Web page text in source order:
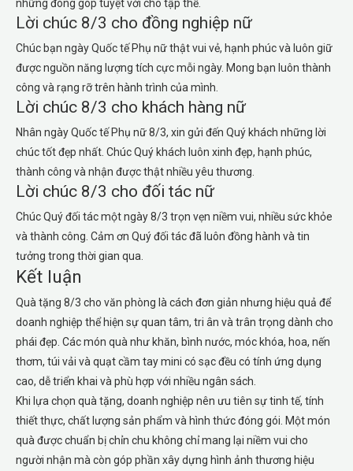
những đóng góp tuyệt vời cho tập thể.
Lời chúc 8/3 cho đồng nghiệp nữ
Chúc bạn ngày Quốc tế Phụ nữ thật vui vẻ, hạnh phúc và luôn giữ
được nguồn năng lượng tích cực mỗi ngày. Mong bạn luôn thành
công và rạng rỡ trên hành trình của mình.
Lời chúc 8/3 cho khách hàng nữ
Nhân ngày Quốc tế Phụ nữ 8/3, xin gửi đến Quý khách những lời
chúc tốt đẹp nhất. Chúc Quý khách luôn xinh đẹp, hạnh phúc,
thành công và nhận được thật nhiều yêu thương.
Lời chúc 8/3 cho đối tác nữ
Chúc Quý đối tác một ngày 8/3 trọn vẹn niềm vui, nhiều sức khỏe
và thành công. Cảm ơn Quý đối tác đã luôn đồng hành và tin
tưởng trong thời gian qua.
Kết luận
Quà tặng 8/3 cho văn phòng là cách đơn giản nhưng hiệu quả để
doanh nghiệp thể hiện sự quan tâm, tri ân và trân trọng dành cho
phái đẹp. Các món quà như khăn, bình nước, móc khóa, hoa, nến
thơm, túi vải và quạt cầm tay mini có sạc đều có tính ứng dụng
cao, dễ triển khai và phù hợp với nhiều ngân sách.
Khi lựa chọn quà tặng, doanh nghiệp nên ưu tiên sự tinh tế, tính
thiết thực, chất lượng sản phẩm và hình thức đóng gói. Một món
quà được chuẩn bị chỉn chu không chỉ mang lại niềm vui cho
người nhận mà còn góp phần xây dựng hình ảnh thương hiệu